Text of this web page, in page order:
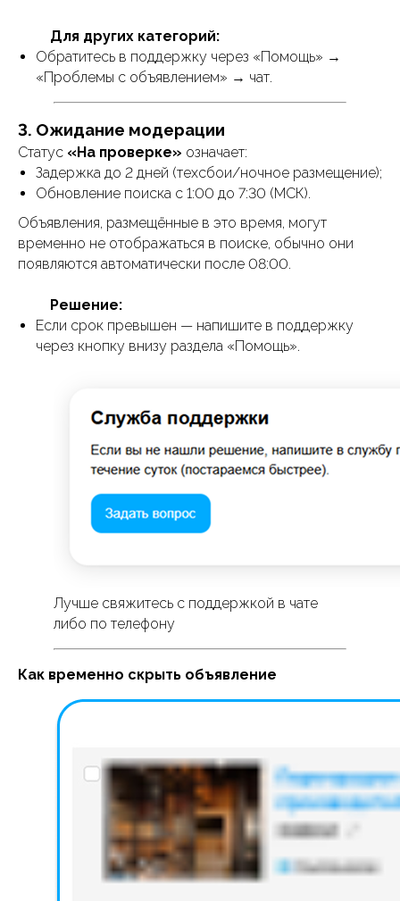
Для других категорий:
Обратитесь в поддержку через «Помощь» →
«Проблемы с объявлением» → чат.
3. Ожидание модерации
Статус «На проверке» означает:
Задержка до 2 дней (техсбои/ночное размещение);
Обновление поиска с 1:00 до 7:30 (МСК).
Объявления, размещённые в это время, могут
временно не отображаться в поиске, обычно они
появляются автоматически после 08:00.
Решение:
Если срок превышен — напишите в поддержку
через кнопку внизу раздела «Помощь».
Лучше свяжитесь с поддержкой в чате
либо по телефону
Как временно скрыть объявление